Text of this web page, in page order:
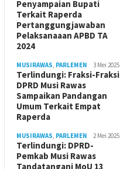
Penyampaian Bupati
Terkait Raperda
Pertanggungjawaban
Pelaksanaaan APBD TA
2024
MUSIRAWAS, PARLEMEN 3 Mei 2025
Terlindungi: Fraksi-Fraksi
DPRD Musi Rawas
Sampaikan Pandangan
Umum Terkait Empat
Raperda
MUSIRAWAS, PARLEMEN 2 Mei 2025
Terlindungi: DPRD-
Pemkab Musi Rawas
Tandatangani MoU 13